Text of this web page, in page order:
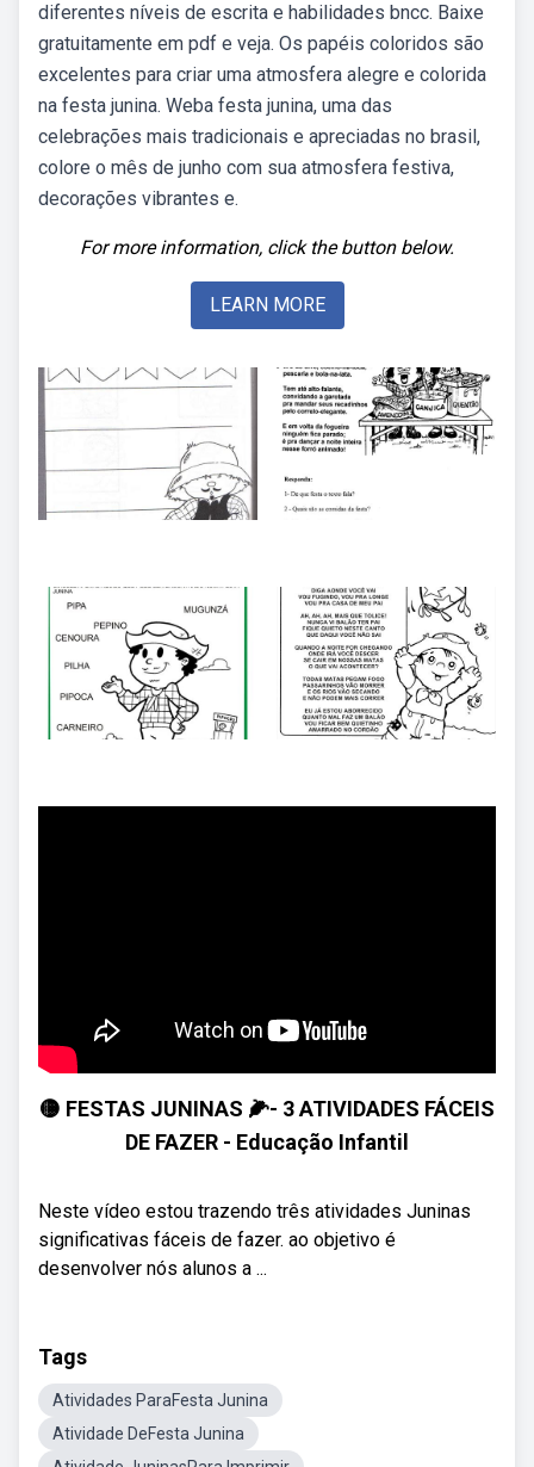
diferentes níveis de escrita e habilidades bncc. Baixe
gratuitamente em pdf e veja. Os papéis coloridos são
excelentes para criar uma atmosfera alegre e colorida
na festa junina. Weba festa junina, uma das
celebrações mais tradicionais e apreciadas no brasil,
colore o mês de junho com sua atmosfera festiva,
decorações vibrantes e.
For more information, click the button below.
LEARN MORE
🟡 FESTAS JUNINAS 🌽- 3 ATIVIDADES FÁCEIS
DE FAZER - Educação Infantil
Neste vídeo estou trazendo três atividades Juninas
significativas fáceis de fazer. ao objetivo é
desenvolver nós alunos a ...
Tags
Atividades ParaFesta Junina
Atividade DeFesta Junina